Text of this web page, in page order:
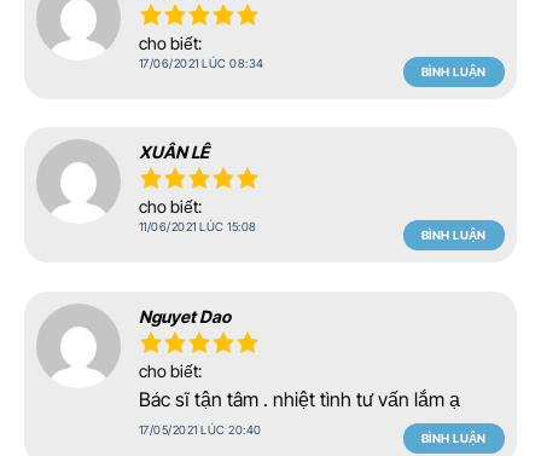
cho biết:
17/06/2021 LÚC 08:34
BÌNH LUẬN
XUÂN LÊ
cho biết:
11/06/2021 LÚC 15:08
BÌNH LUẬN
Nguyet Dao
cho biết:
Bác sĩ tận tâm . nhiệt tình tư vấn lắm ạ
17/05/2021 LÚC 20:40
BÌNH LUẬN